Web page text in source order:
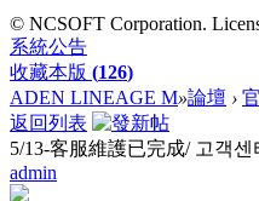
© NCSOFT Corporation.
系統公告
收藏本版 (126)
ADEN LINEAGE M»論壇 ›
返回列表
5/13-客服維護已完成/ 고객
admin